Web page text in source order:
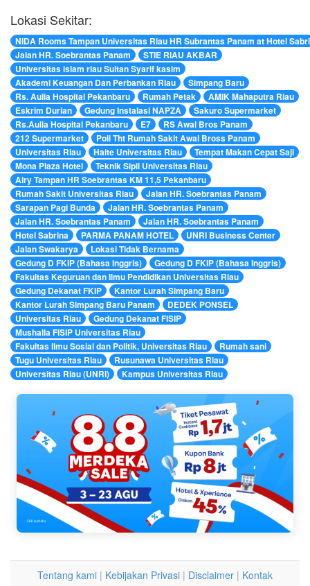
Lokasi Sekitar:
NIDA Rooms Tampan Universitas Riau HR Subrantas Panam at Hotel
Jalan HR. Soebrantas Panam
STIE RIAU AKBAR
Universitas islam riau Sultan Syarif kasim
Akademi Keuangan Dan Perbankan Riau
Simpang Baru
Rs. Aulia Hospital Pekanbaru
Rumah Petak
AMIK Mahaputra Riau
Eskrim Durian
Gedung Instalasi NAPZA
Sakuro Supermarket
Rs.Aulia Hospital Pekanbaru
E7
RS Awal Bros Panam
212 Supermarket
Poli Tht Rumah Sakit Awal Bross Panam
Universitas Riau
Halte Universitas Riau
Tempat Makan Cepat Saji
Mona Plaza Hotel
Teknik Sipil Universitas Riau
Airy Tampan HR Soebrantas KM 11,5 Pekanbaru
Rumah Sakit Universitas Riau
Jalan HR. Soebrantas Panam
Sarapan Pagi Bunda
Jalan HR. Soebrantas Panam
Jalan HR. Soebrantas Panam
Jalan HR. Soebrantas Panam
Hotel Sabrina
PARMA PANAM HOTEL
UNRI Business Center
Jalan Swakarya
Lokasi Tidak Bernama
Gedung D FKIP (Bahasa Inggris)
Gedung D FKIP (Bahasa Inggris)
Fakultas Keguruan dan Ilmu Pendidikan Universitas Riau
Gedung Dekanat FKIP
Kantor Lurah Simpang Baru
Kantor Lurah Simpang Baru Panam
DEDEK PONSEL
Universitas Riau
Gedung Dekanat FISIP
Mushalla FISIP Universitas Riau
Fakultas Ilmu Sosial dan Politik, Universitas Riau
Rumah sani
Tugu Universitas Riau
Rusunawa Universitas Riau
Universitas Riau (UNRI)
Kampus Universitas Riau
Tentang kami | Kebijakan Privasi | Disclaimer | Kontak